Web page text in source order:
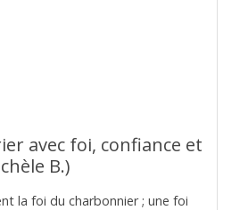
avec foi, confiance et
B.)
la foi du charbonnier ; une foi